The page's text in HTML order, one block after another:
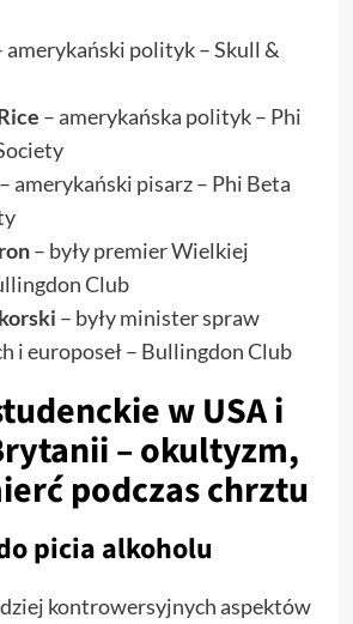
amerykański polityk – Skull &
– amerykańska polityk – Phi
amerykański pisarz – Phi Beta
– były premier Wielkiej
Club
– były minister spraw
i europoseł – Bullingdon Club
w USA i
– okultyzm,
podczas chrztu
picia alkoholu
kontrowersyjnych aspektów